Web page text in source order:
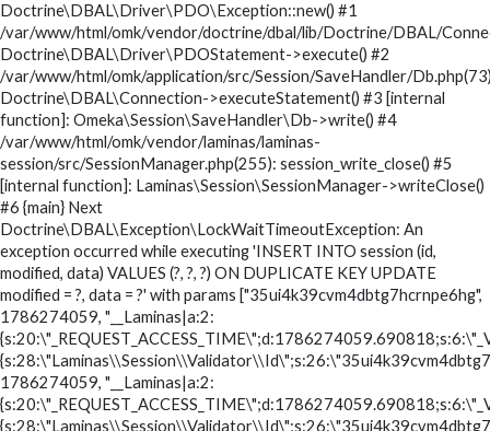
Doctrine\DBAL\Driver\PDO\Exception::new() #1
/var/www/html/omk/vendor/doctrine/dbal/lib/Doctrine/DBAL/
Doctrine\DBAL\Driver\PDOStatement->execute() #2
/var/www/html/omk/application/src/Session/SaveHandler/
Doctrine\DBAL\Connection->executeStatement() #3 [internal
function]: Omeka\Session\SaveHandler\Db->write() #4
/var/www/html/omk/vendor/laminas/laminas-
session/src/SessionManager.php(255): session_write_close() #5
[internal function]: Laminas\Session\SessionManager->writeClose()
#6 {main} Next
Doctrine\DBAL\Exception\LockWaitTimeoutException: An
exception occurred while executing 'INSERT INTO session (id,
modified, data) VALUES (?, ?, ?) ON DUPLICATE KEY UPDATE
modified = ?, data = ?' with params ["35ui4k39cvm4dbtg7hcrnpe6hg",
1786274059, "__Laminas|a:2:
1786274059, "__Laminas|a:2: